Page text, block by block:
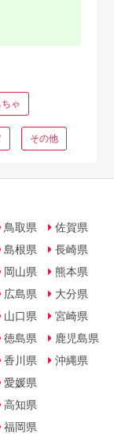
ゃ
その他
鳥取県
島根県
岡山県
広島県
山口県
徳島県
香川県
愛媛県
高知県
福岡県
佐賀県
長崎県
熊本県
大分県
宮崎県
鹿児島県
沖縄県